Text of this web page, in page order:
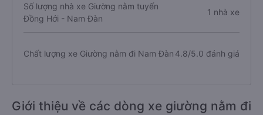
Số lượng nhà xe Giường nằm tuyến
Đồng Hới - Nam Đàn
1 nhà xe
Chất lượng xe Giường nằm đi Nam Đàn 4.8/5.0 đánh giá
Giới thiệu về các dòng xe giường nằm đi